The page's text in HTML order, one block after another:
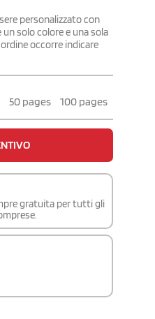
personalizzato con
solo colore e una sola
occorre indicare
50 pages 100 pages
gratuita per tutti gli